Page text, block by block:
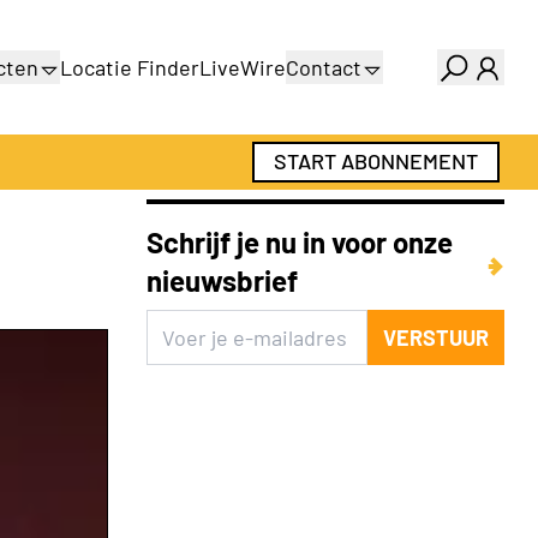
Locatie FinderLiveWireContact
Adverteren
Abonnementen
START ABONNEMENT
Schrijf je nu in voor onze
nieuwsbrief
VERSTUUR